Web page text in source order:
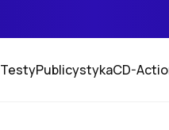
TestyPublicystykaCD-